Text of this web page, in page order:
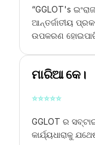
“GGLOT's
ଆନ୍ତର୍ଜାତୀୟ
ଉପକରଣ
ମାରିଆ କେ।
⭐⭐⭐⭐⭐
GGLOT ର
କାର୍ଯ୍ୟଧାରାକୁ